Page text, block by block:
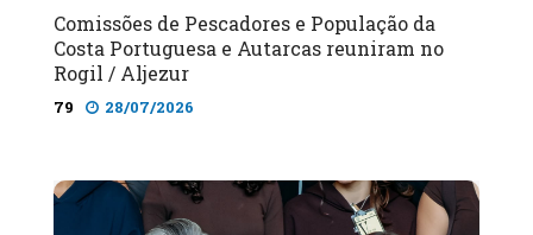
Comissões de Pescadores e População da
Costa Portuguesa e Autarcas reuniram no
Rogil / Aljezur
79 28/07/2026